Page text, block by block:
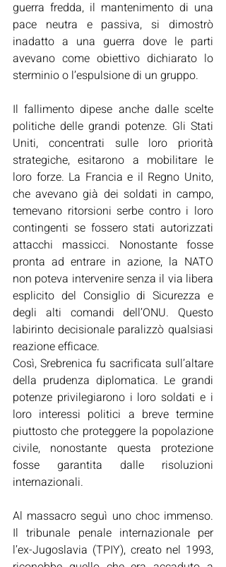
guerra fredda, il mantenimento di una
pace neutra e passiva, si dimostrò
inadatto a una guerra dove le parti
avevano come obiettivo dichiarato lo
sterminio o l’espulsione di un gruppo.
Il fallimento dipese anche dalle scelte
politiche delle grandi potenze. Gli Stati
Uniti, concentrati sulle loro priorità
strategiche, esitarono a mobilitare le
loro forze. La Francia e il Regno Unito,
che avevano già dei soldati in campo,
temevano ritorsioni serbe contro i loro
contingenti se fossero stati autorizzati
attacchi massicci. Nonostante fosse
pronta ad entrare in azione, la NATO
non poteva intervenire senza il via libera
esplicito del Consiglio di Sicurezza e
degli alti comandi dell’ONU. Questo
labirinto decisionale paralizzò qualsiasi
reazione efficace.
Così, Srebrenica fu sacrificata sull’altare
della prudenza diplomatica. Le grandi
potenze privilegiarono i loro soldati e i
loro interessi politici a breve termine
piuttosto che proteggere la popolazione
civile, nonostante questa protezione
fosse garantita dalle risoluzioni
internazionali.
Al massacro seguì uno choc immenso.
Il tribunale penale internazionale per
l’ex-Jugoslavia (TPIY), creato nel 1993,